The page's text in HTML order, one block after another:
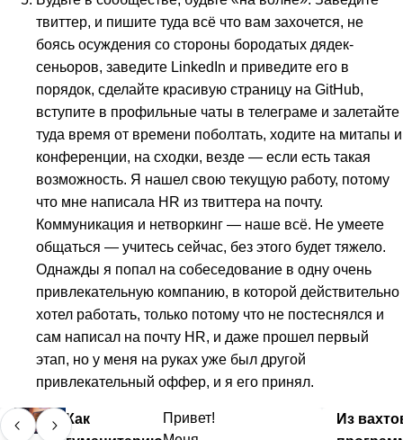
твиттер, и пишите туда всё что вам захочется, не
боясь осуждения со стороны бородатых дядек-
сеньоров, заведите LinkedIn и приведите его в
порядок, сделайте красивую страницу на GitHub,
вступите в профильные чаты в телеграме и залетайте
туда время от времени поболтать, ходите на митапы и
конференции, на сходки, везде — если есть такая
возможность. Я нашел свою текущую работу, потому
что мне написала HR из твиттера на почту.
Коммуникация и нетворкинг — наше всё. Не умеете
общаться — учитесь сейчас, без этого будет тяжело.
Однажды я попал на собеседование в одну очень
привлекательную компанию, в которой действительно
хотел работать, только потому что не постеснялся и
сам написал на почту HR, и даже прошел первый
этап, но у меня на руках уже был другой
привлекательный оффер, и я его принял.
Как
Привет!
Из